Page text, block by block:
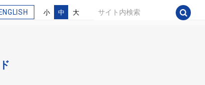
小 中 大
ENGLISH